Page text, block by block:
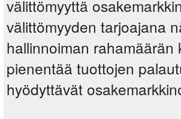
välittömyyttä
välittömyyden tarjoajana
hallinnoiman
pienentää tuottojen
hyödyttävät